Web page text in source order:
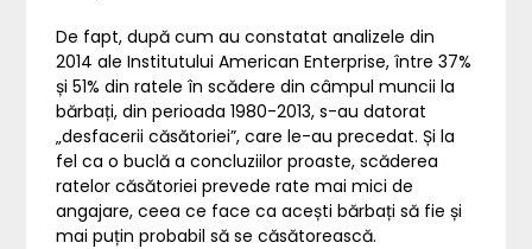
De fapt, după cum au constatat analizele din
2014 ale Institutului American Enterprise, între 37%
și 51% din ratele în scădere din câmpul muncii la
bărbați, din perioada 1980-2013, s-au datorat
„desfacerii căsătoriei”, care le-au precedat. Și la
fel ca o buclă a concluziilor proaste, scăderea
ratelor căsătoriei prevede rate mai mici de
angajare, ceea ce face ca acești bărbați să fie și
mai puțin probabil să se căsătorească.